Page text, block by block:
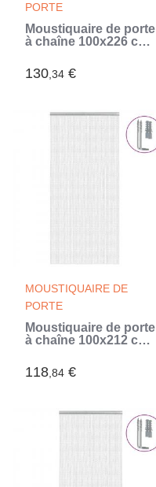
PORTE
Moustiquaire de porte
à chaîne 100x226 cm
130,34 €
MOUSTIQUAIRE DE
PORTE
Moustiquaire de porte
à chaîne 100x212 cm
118,84 €